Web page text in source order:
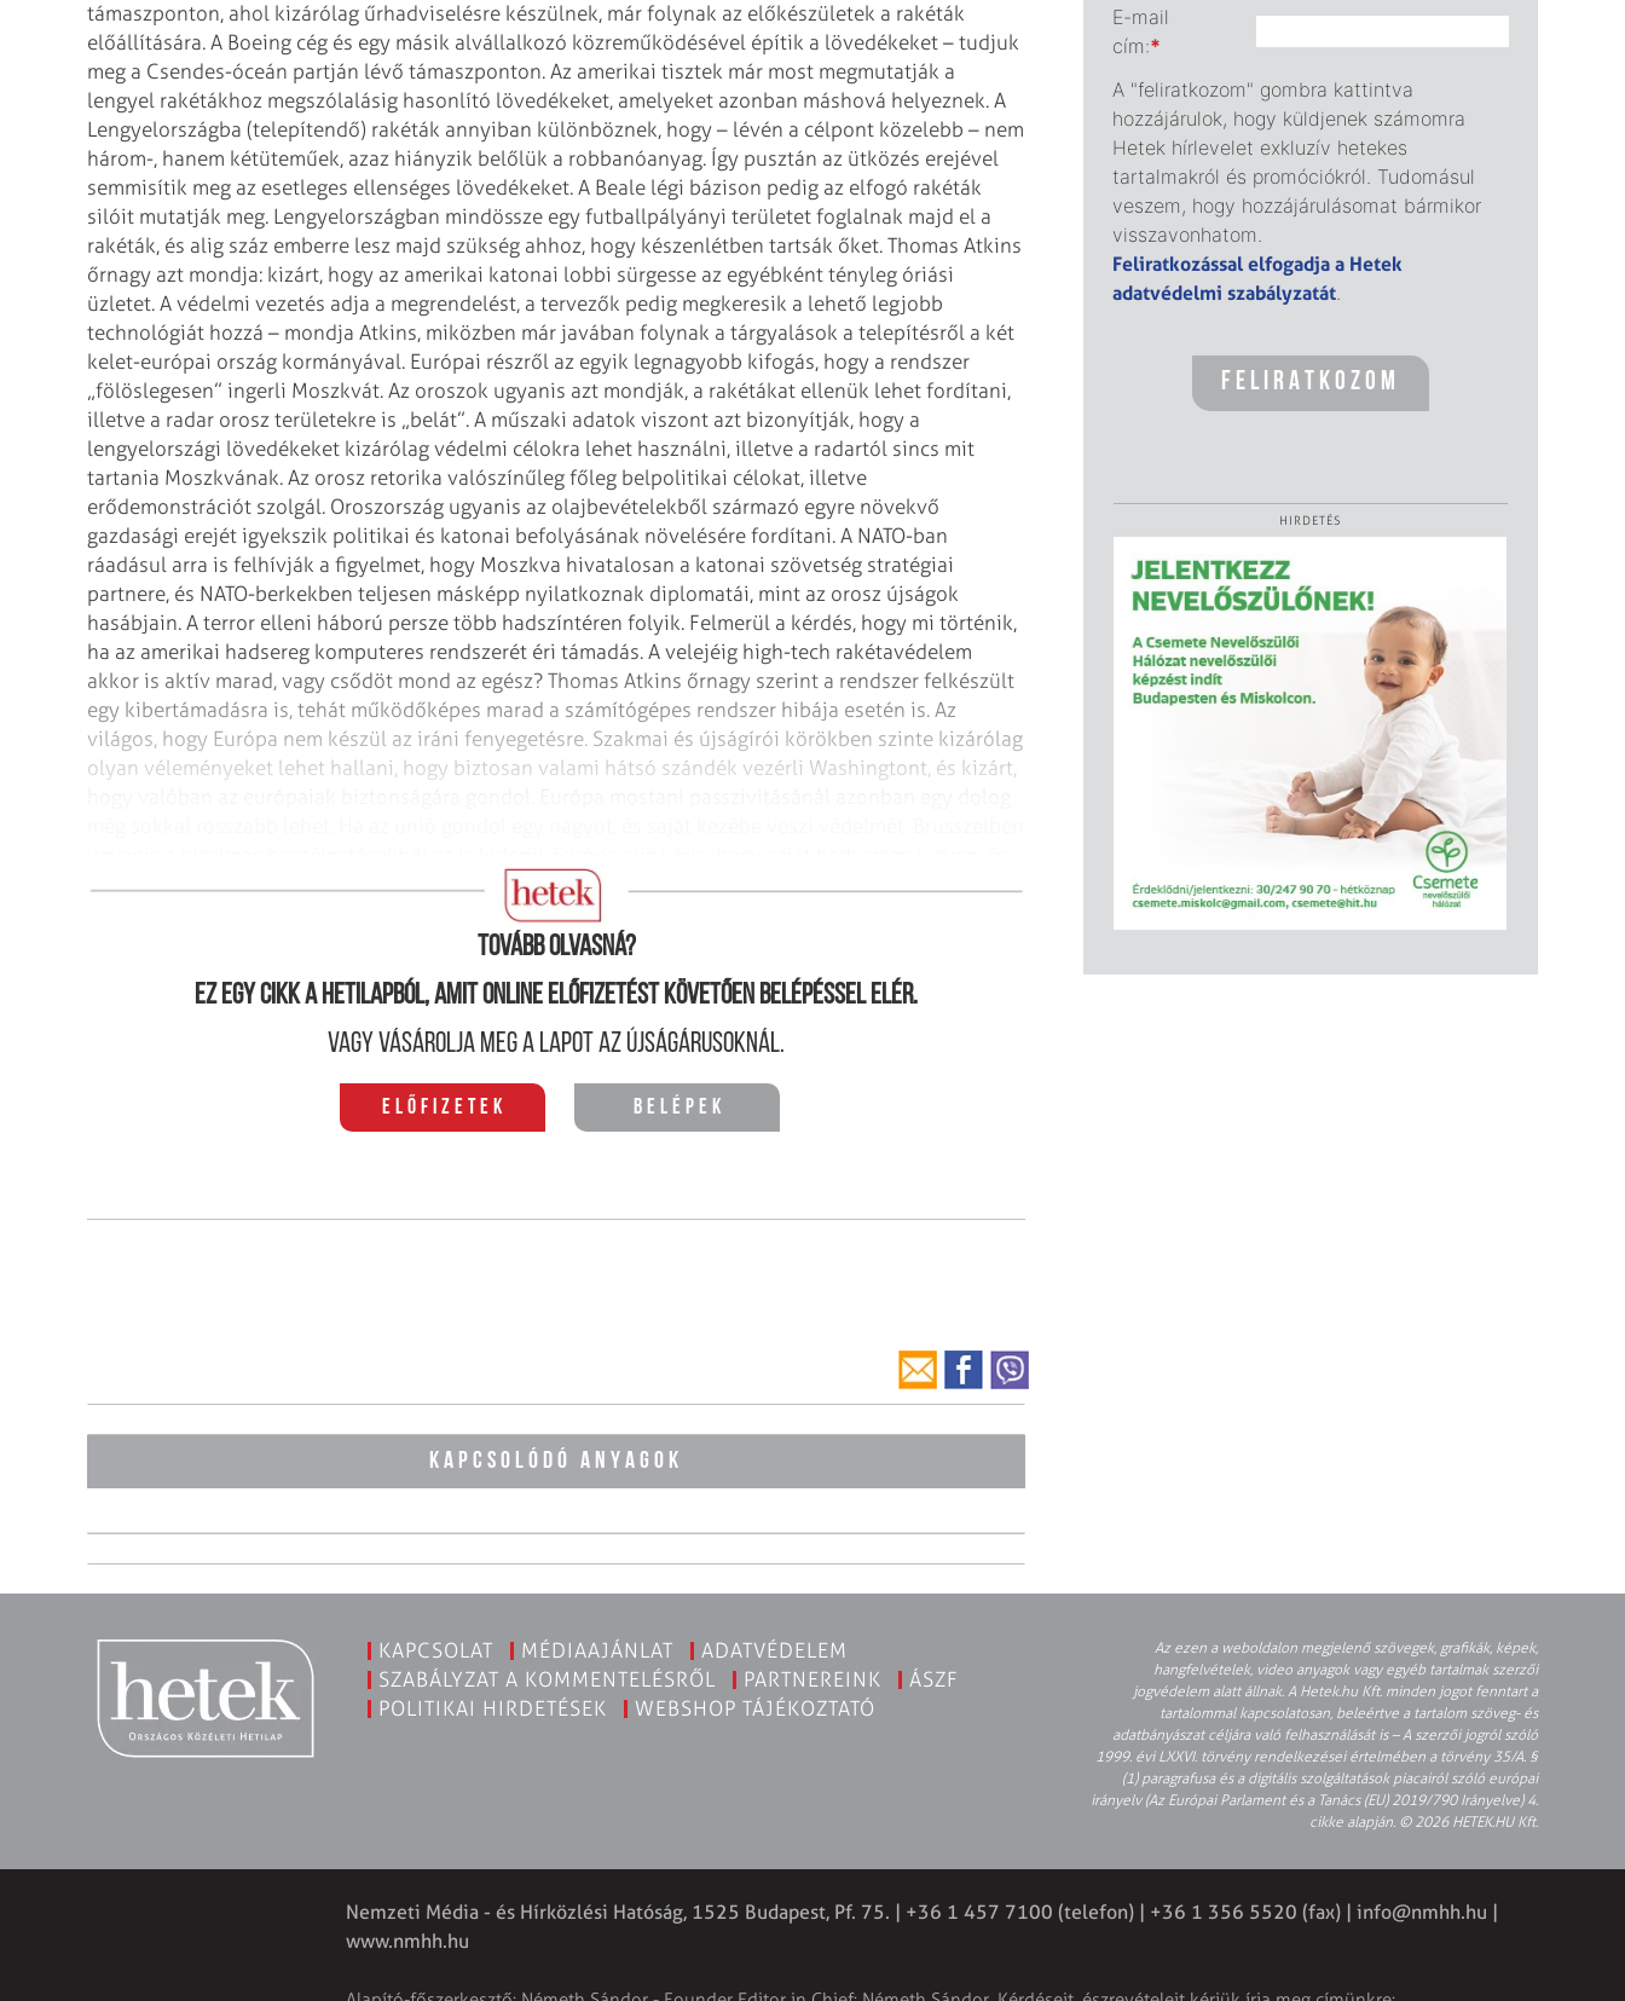
támaszponton, ahol kizárólag űrhadviselésre készülnek, már folynak az előkészületek a rakéták
előállítására. A Boeing cég és egy másik alvállalkozó közreműködésével építik a lövedékeket – tudjuk
meg a Csendes-óceán partján lévő támaszponton. Az amerikai tisztek már most megmutatják a
lengyel rakétákhoz megszólalásig hasonlító lövedékeket, amelyeket azonban máshová helyeznek. A
Lengyelországba (telepítendő) rakéták annyiban különböznek, hogy – lévén a célpont közelebb – nem
három-, hanem kétüteműek, azaz hiányzik belőlük a robbanóanyag. Így pusztán az ütközés erejével
semmisítik meg az esetleges ellenséges lövedékeket. A Beale légi bázison pedig az elfogó rakéták
silóit mutatják meg. Lengyelországban mindössze egy futballpályányi területet foglalnak majd el a
rakéták, és alig száz emberre lesz majd szükség ahhoz, hogy készenlétben tartsák őket. Thomas Atkins
őrnagy azt mondja: kizárt, hogy az amerikai katonai lobbi sürgesse az egyébként tényleg óriási
üzletet. A védelmi vezetés adja a megrendelést, a tervezők pedig megkeresik a lehető legjobb
technológiát hozzá – mondja Atkins, miközben már javában folynak a tárgyalások a telepítésről a két
kelet-európai ország kormányával. Európai részről az egyik legnagyobb kifogás, hogy a rendszer
„fölöslegesen” ingerli Moszkvát. Az oroszok ugyanis azt mondják, a rakétákat ellenük lehet fordítani,
illetve a radar orosz területekre is „belát”. A műszaki adatok viszont azt bizonyítják, hogy a
lengyelországi lövedékeket kizárólag védelmi célokra lehet használni, illetve a radartól sincs mit
tartania Moszkvának. Az orosz retorika valószínűleg főleg belpolitikai célokat, illetve
erődemonstrációt szolgál. Oroszország ugyanis az olajbevételekből származó egyre növekvő
gazdasági erejét igyekszik politikai és katonai befolyásának növelésére fordítani. A NATO-ban
ráadásul arra is felhívják a figyelmet, hogy Moszkva hivatalosan a katonai szövetség stratégiai
partnere, és NATO-berkekben teljesen másképp nyilatkoznak diplomatái, mint az orosz újságok
hasábjain. A terror elleni háború persze több hadszíntéren folyik. Felmerül a kérdés, hogy mi történik,
ha az amerikai hadsereg komputeres rendszerét éri támadás. A velejéig high-tech rakétavédelem
akkor is aktív marad, vagy csődöt mond az egész? Thomas Atkins őrnagy szerint a rendszer felkészült
egy kibertámadásra is, tehát működőképes marad a számítógépes rendszer hibája esetén is. Az
világos, hogy Európa nem készül az iráni fenyegetésre. Szakmai és újságírói körökben szinte kizárólag
olyan véleményeket lehet hallani, hogy biztosan valami hátsó szándék vezérli Washingtont, és kizárt,
egyik legnagyobb célja, hogy az EgyesültÁllamokat felváltsa a Közel-Keleten.
Tovább olvasná?
Ez egy cikk a hetilapból, amit online előfizetést követően belépéssel elér.
Vagy vásárolja meg a lapot az újságárusoknál.
Előfizetek Belépek
KAPCSOLÓDÓ ANYAGOK
E-mail
cím:*
A "feliratkozom" gombra kattintva
hozzájárulok, hogy küldjenek számomra
Hetek hírlevelet exkluzív hetekes
tartalmakról és promóciókról. Tudomásul
veszem, hogy hozzájárulásomat bármikor
visszavonhatom.
Feliratkozással elfogadja a Hetek
adatvédelmi szabályzatát.
HIRDETÉS
KAPCSOLAT MÉDIAAJÁNLAT
ADATVÉDELEM
SZABÁLYZAT A KOMMENTELÉSRŐL
PARTNEREINK
ÁSZF
POLITIKAI HIRDETÉSEK
WEBSHOP TÁJÉKOZTATÓ
Az ezen a weboldalon megjelenő szövegek, grafikák, képek,
hangfelvételek, video anyagok vagy egyéb tartalmak szerzői
jogvédelem alatt állnak. A Hetek.hu Kft. minden jogot fenntart a
tartalommal kapcsolatosan, beleértve a tartalom szöveg- és
adatbányászat céljára való felhasználását is – A szerzői jogról szóló
1999. évi LXXVI. törvény rendelkezései értelmében a törvény 35/A. §
(1) paragrafusa és a digitális szolgáltatások piacairól szóló európai
irányelv (Az Európai Parlament és a Tanács (EU) 2019/790 Irányelve) 4.
cikke alapján. © 2026 HETEK.HU Kft.
Nemzeti Média - és Hírközlési Hatóság, 1525 Budapest, Pf. 75. | +36 1 457 7100 (telefon) | +36 1 356 5520 (fax) | info@nmhh.hu |
www.nmhh.hu